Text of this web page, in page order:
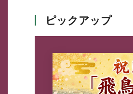
ピックアップ